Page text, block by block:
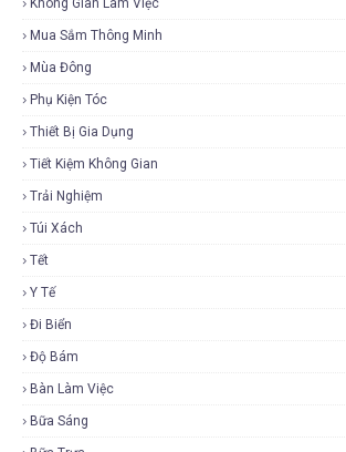
Mua Sắm Thông Minh
Mùa Đông
Phụ Kiện Tóc
Thiết Bị Gia Dụng
Tiết Kiệm Không Gian
Trải Nghiệm
Túi Xách
Tết
Y Tế
Đi Biển
Độ Bám
Bàn Làm Việc
Bữa Sáng